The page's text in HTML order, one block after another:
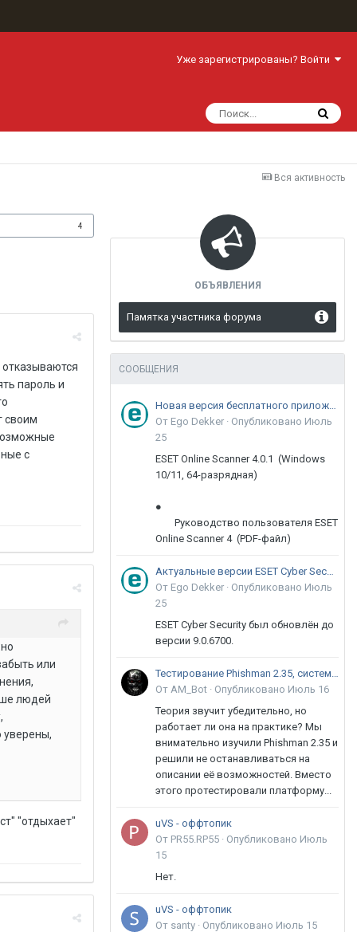
Уже зарегистрированы? Войти
Вся активность
4
пароль и
своим
с
или
людей
уверены,
"отдыхает"
ОБЪЯВЛЕНИЯ
Памятка участника форума
СООБЩЕНИЯ
Новая версия бесплатного приложения ESET Online Scanner доступна пользователям
От Ego Dekker · Опубликовано Июль
25
ESET Online Scanner 4.0.1 (Windows
10/11, 64-разрядная)
●
Руководство пользователя ESET
Online Scanner 4 (PDF-файл)
Актуальные версии ESET Cyber Security 9
От Ego Dekker · Опубликовано Июль
25
ESET Cyber Security был обновлён до
версии 9.0.6700.
Тестирование Phishman 2.35, системы повышения осведомлённости пользователей в сфере ИБ
От AM_Bot · Опубликовано Июль 16
Теория звучит убедительно, но
работает ли она на практике? Мы
внимательно изучили Phishman 2.35 и
решили не останавливаться на
описании её возможностей. Вместо
этого протестировали платформу...
uVS - оффтопик
От PR55.RP55 · Опубликовано Июль
15
Нет.
uVS - оффтопик
От santy · Опубликовано Июль 15